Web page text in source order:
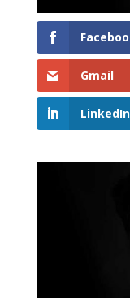
Gmail
LinkedIn